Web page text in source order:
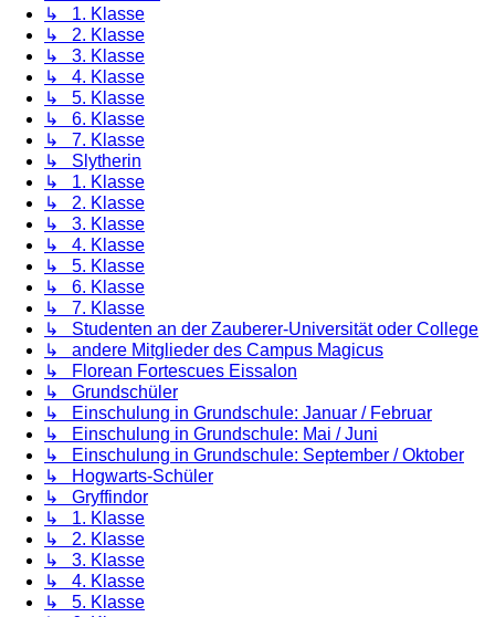
↳ 1. Klasse
↳ 2. Klasse
↳ 3. Klasse
↳ 4. Klasse
↳ 5. Klasse
↳ 6. Klasse
↳ 7. Klasse
↳ Slytherin
↳ 1. Klasse
↳ 2. Klasse
↳ 3. Klasse
↳ 4. Klasse
↳ 5. Klasse
↳ 6. Klasse
↳ 7. Klasse
↳ Studenten an der Zauberer-Universität oder College
↳ andere Mitglieder des Campus Magicus
↳ Florean Fortescues Eissalon
↳ Grundschüler
↳ Einschulung in Grundschule: Januar / Februar
↳ Einschulung in Grundschule: Mai / Juni
↳ Einschulung in Grundschule: September / Oktober
↳ Hogwarts-Schüler
↳ Gryffindor
↳ 1. Klasse
↳ 2. Klasse
↳ 3. Klasse
↳ 4. Klasse
↳ 5. Klasse